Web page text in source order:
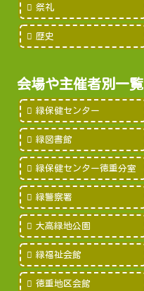
祭礼
歴史
会場や主催者別一覧
緑保健センター
緑図書館
緑保健センター徳重分室
緑警察署
大高緑地公園
緑福祉会館
徳重地区会館